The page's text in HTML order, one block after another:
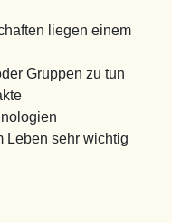
liegen einem
Gruppen zu tun
Leben sehr wichtig